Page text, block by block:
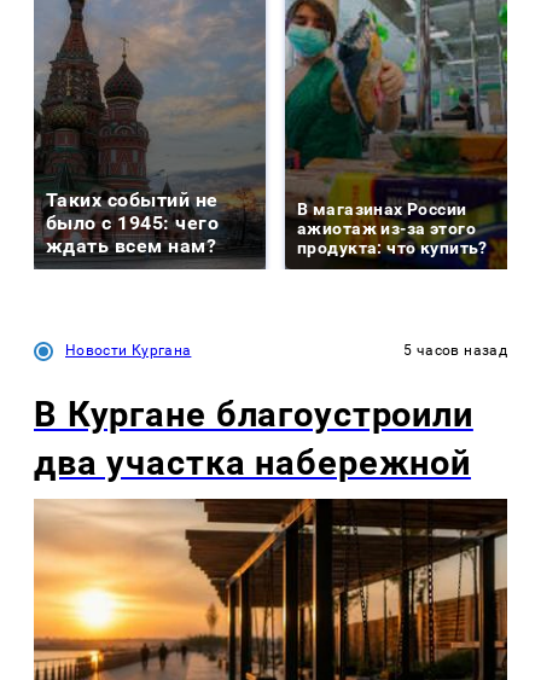
Таких событий не
было с 1945: чего
ждать всем нам?
В магазинах России
ажиотаж из-за этого
продукта: что купить?
Новости Кургана 5 часов назад
В Кургане благоустроили
два участка набережной